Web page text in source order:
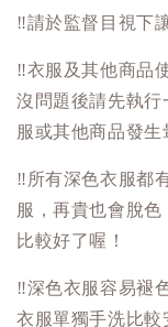
‼️請於監督目視下
‼️衣服及其他商品
沒問題後請先執行
服或其他商品發
‼️ 所有深色衣服都
服，再貴也會脫
比較好了喔！
‼️深色衣服容易褪
衣服單獨手洗比較